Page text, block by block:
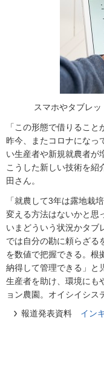
スマホやタブレ
「この形態で借りるこ
昨今、またコロナになっ
い生産者や新規就農者が
こうした新しい技術を紹
田さん。
「就農して3年は露地栽
変える方法はないかと思
いまどういう状況かタブ
では自分の勘に頼らざる
を数値で把握できる。根
納得して管理できる」と
生産者を助け、環境にも
ョン農園。オイシイシス
報道発表資料 イン